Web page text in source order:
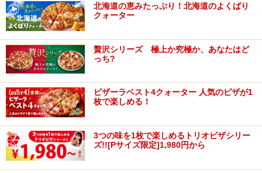
北海道の恵みたっぷり！北海道のよくばり
クォーター
贅沢シリーズ 極上か究極か、あなたはど
っち?
ピザーラベスト4クォーター 人気のピザが1
枚で楽しめる！
3つの味を1枚で楽しめるトリオピザシリー
ズ!![Pサイズ限定]1,980円から